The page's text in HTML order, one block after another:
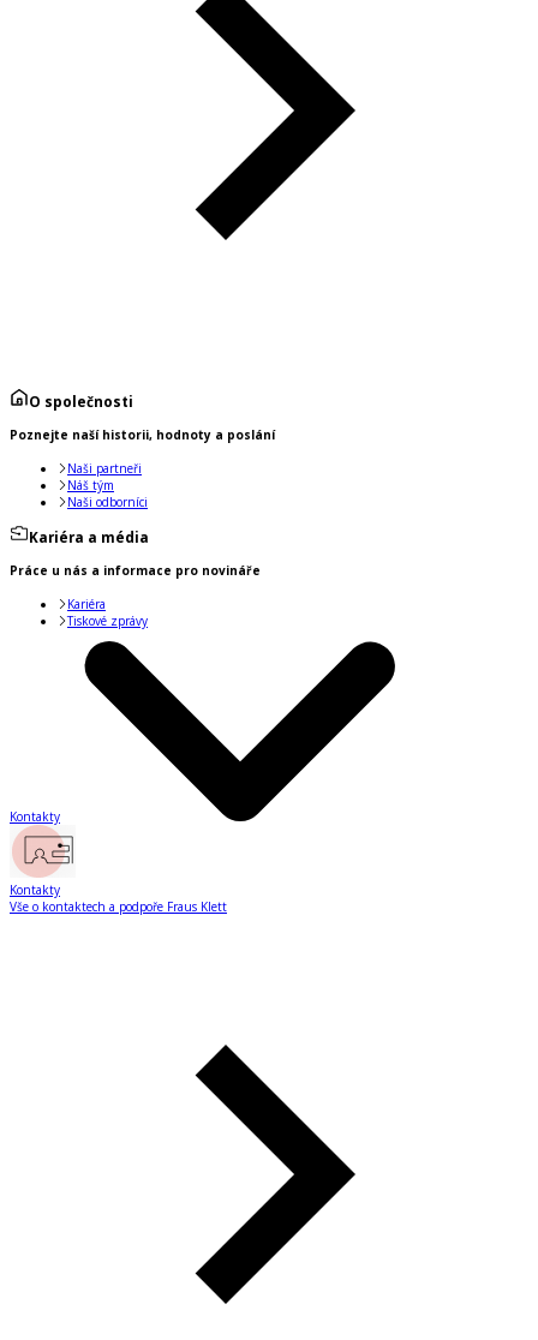
O společnosti
Poznejte naší historii, hodnoty a poslání
Naši partneři
Náš tým
Naši odborníci
Kariéra a média
Práce u nás a informace pro novináře
Kariéra
Tiskové zprávy
Kontakty
Kontakty
Vše o kontaktech a podpoře Fraus Klett